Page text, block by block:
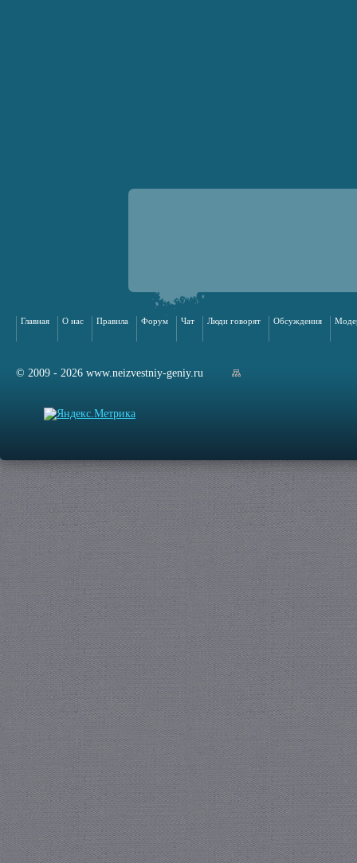
Главная О нас Правила Форум Чат Люди говорят Обсуждения
© 2009 - 2026 www.neizvestniy-geniy.ru
сайта